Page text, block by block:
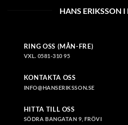
HANS ERIKSSON
RING OSS (MÅN-FRE)
VXL. 0581-310 95
KONTAKTA OSS
INFO@HANSERIKSSON.SE
HITTA TILL OSS
SÖDRA BANGATAN 9, FRÖVI